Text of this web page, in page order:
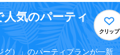
人気のパーティ
クリップ
）」のパーティプランが一新